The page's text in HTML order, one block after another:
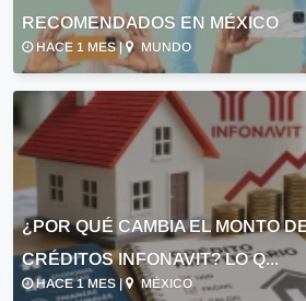
RECOMENDADOS EN MÉXICO
HACE 1 MES | MUNDO
¿POR QUÉ CAMBIA EL MONTO
CRÉDITOS INFONAVIT? LO Q...
HACE 1 MES | MÉXICO